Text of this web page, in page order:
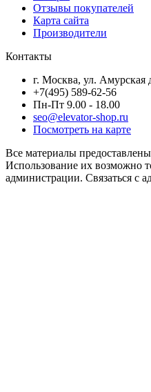
Отзывы покупателей
Карта сайта
Производители
Контакты
г. Москва, ул. Амурская
+7(495) 589-62-56
Пн-Пт 9.00 - 18.00
seo@elevator-shop.ru
Посмотреть на карте
Все материалы
Использование их возможно
администрации. Связаться с